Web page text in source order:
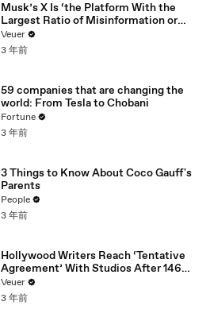
Musk’s X Is ‘the Platform With the
Largest Ratio of Misinformation or
Disinformation’ Amongst All Social
Media Platforms
Veuer
3 年前
59 companies that are changing the
world: From Tesla to Chobani
Fortune
3 年前
3 Things to Know About Coco Gauff's
Parents
People
3 年前
Hollywood Writers Reach ‘Tentative
Agreement’ With Studios After 146
Day Strike
Veuer
3 年前